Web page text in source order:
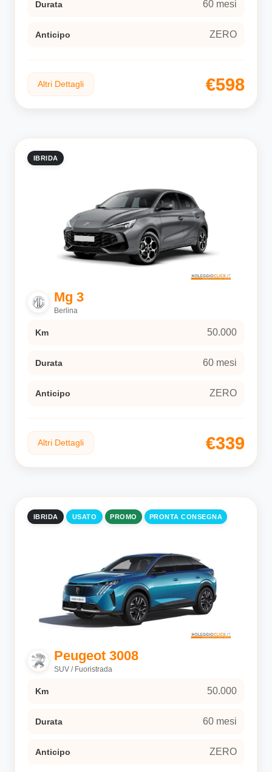
Durata 60 mesi
Anticipo ZERO
Altri Dettagli €598
IBRIDA
Mg 3
Berlina
Km 50.000
Durata 60 mesi
Anticipo ZERO
Altri Dettagli €339
IBRIDA USATO PROMO PRONTA CONSEGNA
Peugeot 3008
SUV / Fuoristrada
Km 50.000
Durata 60 mesi
Anticipo ZERO